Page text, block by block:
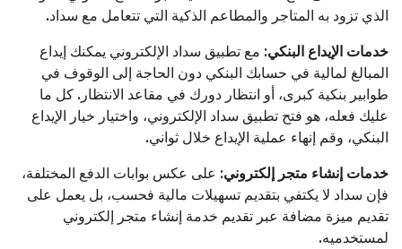
الذي تزود به المتاجر والمطاعم الذكية التي تتعامل مع سداد.
خدمات الإيداع البنكي: مع تطبيق سداد الإلكتروني يمكنك إيداع
المبالغ لمالية في حسابك البنكي دون الحاجة إلى الوقوف في
طوابير بنكية كبرى، أو انتظار دورك في مقاعد الانتظار. كل ما
عليك فعله، هو فتح تطبيق سداد الإلكتروني، واختيار خيار الإيداع
البنكي، وقم إنهاء عملية الإيداع خلال ثواني.
خدمات إنشاء متجر إلكتروني: على عكس بوابات الدفع المختلفة،
فإن سداد لا يكتفي بتقديم تسهيلات مالية فحسب، بل يعمل على
تقديم ميزة مضافة عبر تقديم خدمة إنشاء متجر إلكتروني
لمستخدميه.